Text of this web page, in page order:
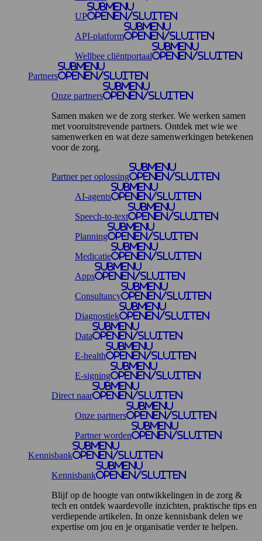
UP
Submenu
openen/sluiten
API-platform
Submenu
openen/sluiten
Wellbee cliëntportaal
Submenu
openen/sluiten
Partners
Submenu
openen/sluiten
Onze partners
Submenu
openen/sluiten
Samen maken we de zorg sterker. We werken samen
met vooruitstrevende partners. Ontdek met wie we
samenwerken en wat deze samenwerkingen betekenen
voor de zorg.
Partner per oplossing
Submenu
openen/sluiten
AI-agents
Submenu
openen/sluiten
Speech-to-text
Submenu
openen/sluiten
Planning
Submenu
openen/sluiten
Medicatie
Submenu
openen/sluiten
Apps
Submenu
openen/sluiten
Consultancy
Submenu
openen/sluiten
Diagnostiek
Submenu
openen/sluiten
Data
Submenu
openen/sluiten
E-health
Submenu
openen/sluiten
E-signing
Submenu
openen/sluiten
Direct naar
Submenu
openen/sluiten
Onze partners
Submenu
openen/sluiten
Partner worden
Submenu
openen/sluiten
Kennisbank
Submenu
openen/sluiten
Kennisbank
Submenu
openen/sluiten
Blijf op de hoogte van ontwikkelingen in de zorg &
tech en ontdek waardevolle inzichten, praktische tips en
verdiepende artikelen. In onze kennisbank delen we
expertise om jou en je organisatie verder te helpen.